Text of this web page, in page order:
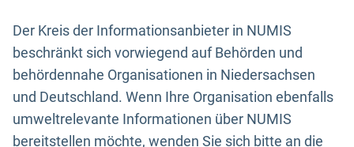
Der Kreis der Informationsanbieter in NUMIS
beschränkt sich vorwiegend auf Behörden und
behördennahe Organisationen in Niedersachsen
und Deutschland. Wenn Ihre Organisation ebenfalls
umweltrelevante Informationen über NUMIS
bereitstellen möchte, wenden Sie sich bitte an die